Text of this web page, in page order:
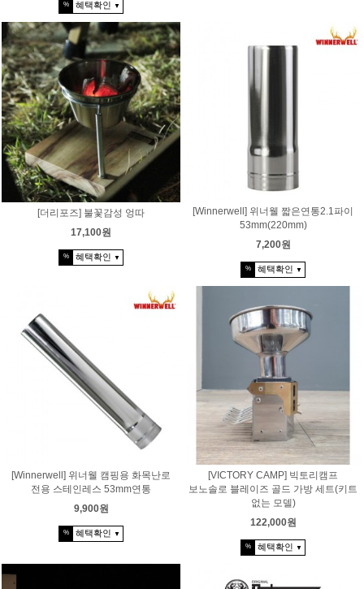
% 혜택확인 ▼
[더리포즈] 불꽃감성 엉따
17,100원
% 혜택확인 ▼
[Winnerwell] 위너웰 짧은연통2.1파이
53mm(220mm)
7,200원
% 혜택확인 ▼
[Winnerwell] 위너웰 캠핑용 화목난로
전용 스테인레스 53mm연통
9,900원
% 혜택확인 ▼
[VICTORY CAMP] 빅토리캠프
보노솔로 블레이즈 골드 가방 세트(키트
없는 모델)
122,000원
% 혜택확인 ▼